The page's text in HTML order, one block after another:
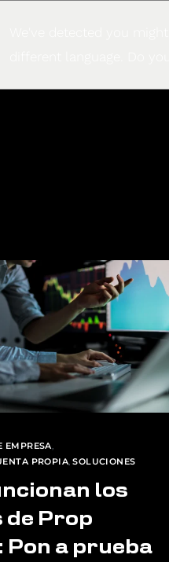
EMPRESA,
PROPIA,SOLUCIONES
los
de Prop
Pon a prueba